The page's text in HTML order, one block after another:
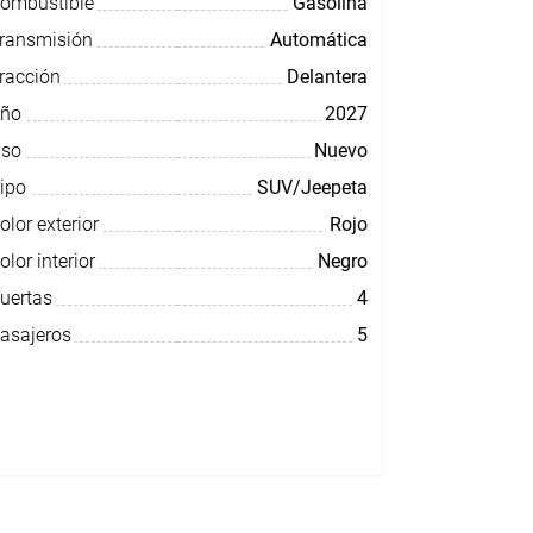
Automática
Delantera
2027
Nuevo
SUV/Jeepeta
exterior
Rojo
interior
Negro
4
5